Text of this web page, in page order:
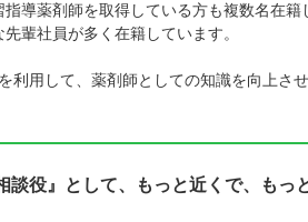
導薬剤師を取得している方も複数名在
輩社員が多く在籍しています。
利用して、薬剤師としての知識を向上さ
役』として、もっと近くで、もっ